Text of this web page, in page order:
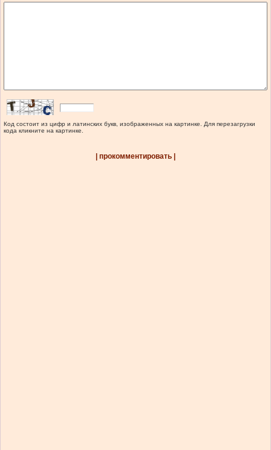
Код состоит из цифр и латинских букв, изображенных на картинке. Для перезагрузки
кода кликните на картинке.
| прокомментировать |